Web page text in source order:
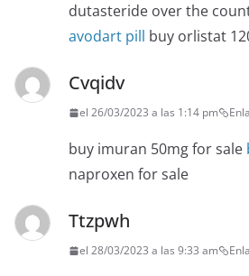
dutasteride over the
avodart pill buy orlistat
Cvqidv
el 26/03/2023 a las 1:14 pm
buy imuran 50mg for sale
naproxen for sale
Ttzpwh
el 28/03/2023 a las 9:33 am